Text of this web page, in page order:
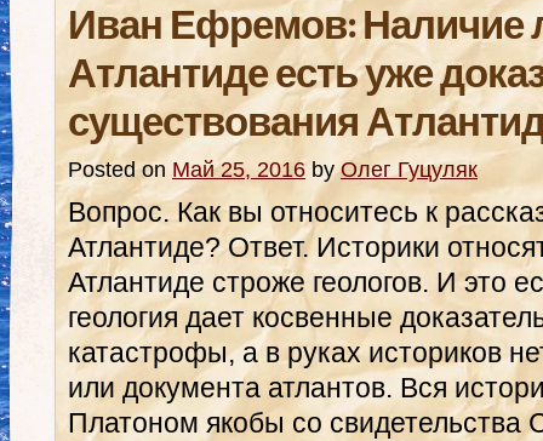
Иван Ефремов: Наличие
Атлантиде есть уже
существования
Posted on Май 25, 2016 by Олег Гуцуляк
Вопрос. Как вы относитесь к
Атлантиде? Ответ. Историки
Атлантиде строже геологов. И это
геология дает косвенные
катастрофы, а в руках историков
или документа атлантов. Вся
Платоном якобы со свидетельства